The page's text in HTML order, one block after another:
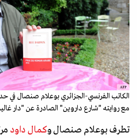
AFP
مع روايته "شارع داروين" الصادرة عن "دار
تطرف بوعلام صنصال وكمال داود